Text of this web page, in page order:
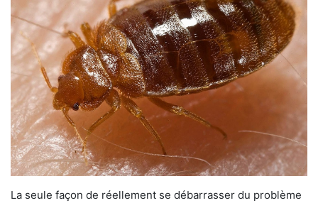
La seule façon de réellement se débarrasser du problème